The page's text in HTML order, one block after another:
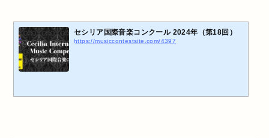
セシリア国際音楽コンクール 2024年（第18回）
https://musiccontestsite.com/4397